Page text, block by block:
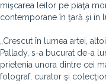
mişcarea leilor pe piaţa
contemporane în ţară şi în
„Crescut în lumea artei,
Pallady, s-a bucurat de-a
prietenia unora dintre cei
fotograf, curator şi